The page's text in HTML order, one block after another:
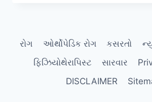
(TOE
WALKING)
ક્યારે
સામાન્ય
રોગ ઓર્થોપેડિક રોગ કસરતો
ફિઝિયોથેરાપિસ્ટ
સારવાર
DISCLAIMER